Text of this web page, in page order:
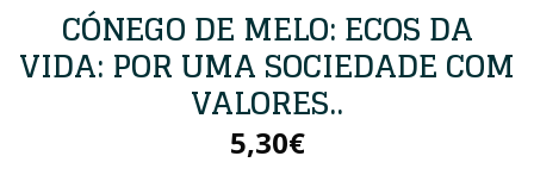
CÓNEGO DE MELO: ECOS DA
VIDA: POR UMA SOCIEDADE COM
VALORES..
5,30€